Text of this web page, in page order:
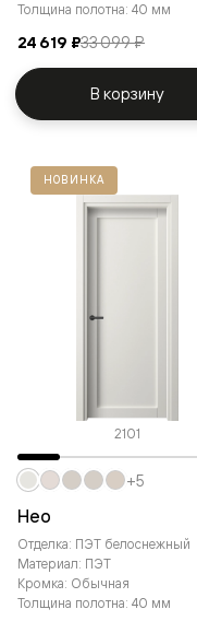
Толщина полотна: 40 мм
24 619 ₽33 099 ₽
В корзину
НОВИНКА
2101
Нео
Отделка: ПЭТ белоснежный
Материал: ПЭТ
Кромка: Обычная
Толщина полотна: 40 мм
+5